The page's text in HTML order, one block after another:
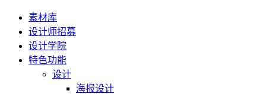
素材库
设计师招募
设计学院
特色功能
设计
海报设计